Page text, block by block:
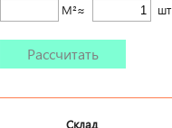
М²≈ шт
Рассчитать
Склад